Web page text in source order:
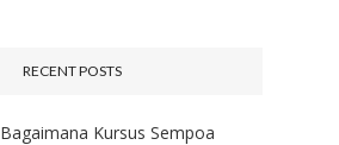
RECENT POSTS
Bagaimana Kursus Sempoa